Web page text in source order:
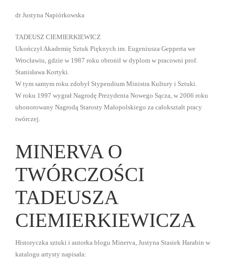
dr Justyna Napiórkowska
TADEUSZ CIEMIERKIEWICZ
Ukończył Akademię Sztuk Pięknych im. Eugeniusza Gepperta we
Wrocławiu, gdzie w 1987 roku obronił w dyplom w pracowni prof.
Stanisława Kortyki.
W tym samym roku zdobył Stypendium Ministra Kultury i Sztuki.
W roku 1997 wygrał Nagrodę Prezydenta Nowego Sącza, w 2006 roku
uhonorowany Nagrodą Starosty Małopolskiego za całokształt pracy
twórczej.
MINERVA O
TWÓRCZOŚCI
TADEUSZA
CIEMIERKIEWICZA
Historyczka sztuki i autorka blogu Minerva, Justyna Stasiek Harabin w
katalogu artysty napisała: